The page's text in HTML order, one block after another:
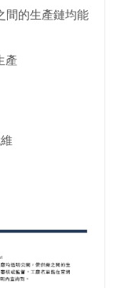
間的生產鏈均能
產